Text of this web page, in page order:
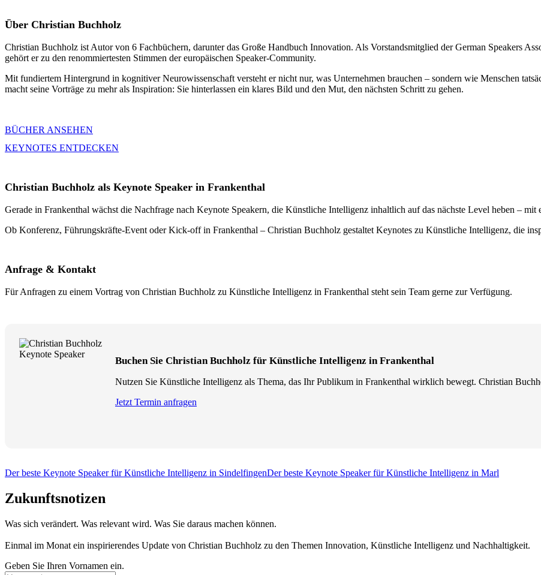
Über Christian Buchholz
Christian Buchholz ist Autor von 6 Fachbüchern, darunter das Große Handbuch Innovation. Als Vorstandsmitglied der German Speakers
gehört er zu den renommiertesten Stimmen der europäischen Speaker-Community.
Mit fundiertem Hintergrund in kognitiver Neurowissenschaft versteht er nicht nur, was Unternehmen brauchen – sondern wie Menschen
macht seine Vorträge zu mehr als Inspiration: Sie hinterlassen ein klares Bild und den Mut, den nächsten Schritt zu gehen.
BÜCHER ANSEHEN
KEYNOTES ENTDECKEN
Christian Buchholz als Keynote Speaker in Frankenthal
Gerade in Frankenthal wächst die Nachfrage nach Keynote Speakern, die Künstliche Intelligenz inhaltlich auf das nächste Level heben – mit
Ob Konferenz, Führungskräfte-Event oder Kick-off in Frankenthal – Christian Buchholz gestaltet Keynotes zu Künstliche Intelligenz, die
Anfrage & Kontakt
Für Anfragen zu einem Vortrag von Christian Buchholz zu Künstliche Intelligenz in Frankenthal steht sein Team gerne zur Verfügung.
Buchen Sie Christian Buchholz für Künstliche Intelligenz in Frankenthal
Nutzen Sie Künstliche Intelligenz als Thema, das Ihr Publikum in Frankenthal wirklich bewegt. Christian
Jetzt Termin anfragen
Der beste Keynote Speaker für Künstliche Intelligenz in SindelfingenDer beste Keynote Speaker für Künstliche Intelligenz in Marl
Zukunftsnotizen
Was sich verändert. Was relevant wird. Was Sie daraus machen können.
Einmal im Monat ein inspirierendes Update von Christian Buchholz zu den Themen Innovation, Künstliche Intelligenz und Nachhaltigkeit.
Geben Sie Ihren Vornamen ein.